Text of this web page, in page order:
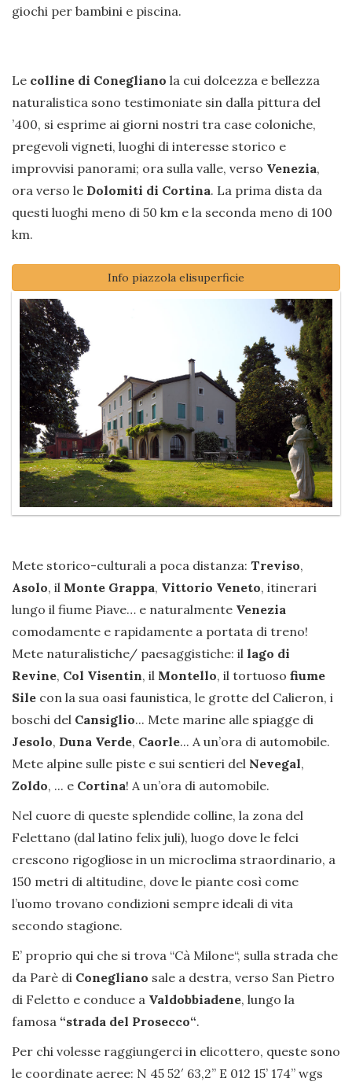
giochi per bambini e piscina.
Le colline di Conegliano la cui dolcezza e bellezza
naturalistica sono testimoniate sin dalla pittura del
’400, si esprime ai giorni nostri tra case coloniche,
pregevoli vigneti, luoghi di interesse storico e
improvvisi panorami; ora sulla valle, verso Venezia,
ora verso le Dolomiti di Cortina. La prima dista da
questi luoghi meno di 50 km e la seconda meno di 100
km.
Info piazzola elisuperficie
Mete storico-culturali a poca distanza: Treviso,
Asolo, il Monte Grappa, Vittorio Veneto, itinerari
lungo il fiume Piave… e naturalmente Venezia
comodamente e rapidamente a portata di treno!
Mete naturalistiche/ paesaggistiche: il lago di
Revine, Col Visentin, il Montello, il tortuoso fiume
Sile con la sua oasi faunistica, le grotte del Calieron, i
boschi del Cansiglio... Mete marine alle spiagge di
Jesolo, Duna Verde, Caorle... A un’ora di automobile.
Mete alpine sulle piste e sui sentieri del Nevegal,
Zoldo, ... e Cortina! A un’ora di automobile.
Nel cuore di queste splendide colline, la zona del
Felettano (dal latino felix juli), luogo dove le felci
crescono rigogliose in un microclima straordinario, a
150 metri di altitudine, dove le piante così come
l’uomo trovano condizioni sempre ideali di vita
secondo stagione.
E’ proprio qui che si trova “Cà Milone“, sulla strada che
da Parè di Conegliano sale a destra, verso San Pietro
di Feletto e conduce a Valdobbiadene, lungo la
famosa “strada del Prosecco“.
Per chi volesse raggiungerci in elicottero, queste sono
le coordinate aeree: N 45 52′ 63,2” E 012 15’ 174’’ wgs